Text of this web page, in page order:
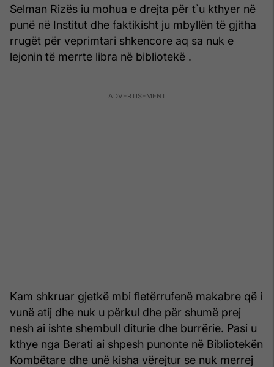
Selman Rizës iu mohua e drejta për t`u kthyer në
punë në Institut dhe faktikisht ju mbyllën të gjitha
rrugët për veprimtari shkencore aq sa nuk e
lejonin të merrte libra në bibliotekë .
Kam shkruar gjetkë mbi fletërrufenë makabre që i
vunë atij dhe nuk u përkul dhe për shumë prej
nesh ai ishte shembull diturie dhe burrërie. Pasi u
kthye nga Berati ai shpesh punonte në Bibliotekën
Kombëtare dhe unë kisha vërejtur se nuk merrej